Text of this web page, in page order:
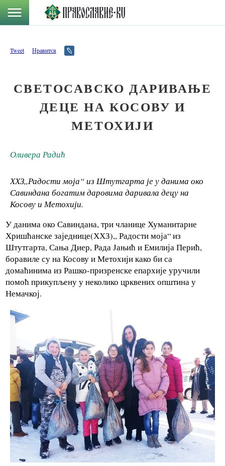
Tweet Нравится
СВЕТОСАВСКО ДАРИВАЊЕ
ДЕЦЕ НА КОСОВУ И
МЕТОХИЈИ
Оливера Радић
ХХЗ,,Радости моја“ из Штутгарта је у данима око
Савиндана богатим даровима даривала децу на
Косову и Метохији.
У данима око Савиндана, три чланице Хуманитарне
Хришћанске заједнице(ХХЗ),, Радости моја“ из
Штутгарта, Сања Диер, Рада Јањић и Емилија Перић,
боравиле су на Косову и Метохији како би са
домаћинима из Рашко-призренске епархије уручили
помоћ прикупљену у неколико црквених општина у
Немачкој.